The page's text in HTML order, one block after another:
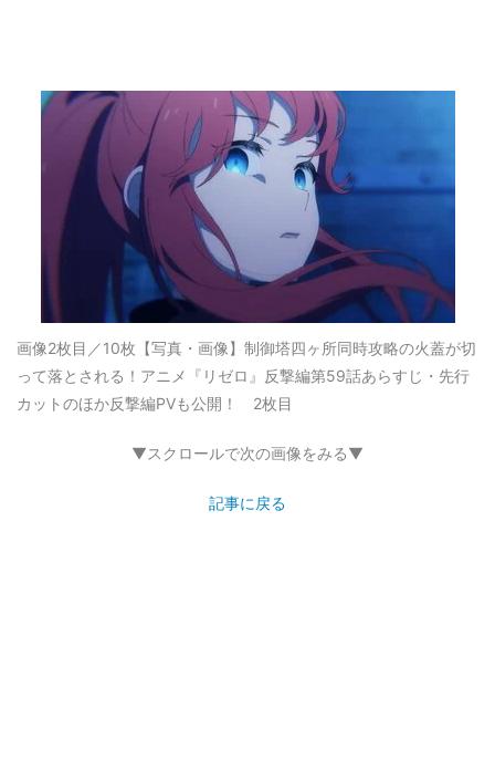
画像2枚目／10枚 【写真・画像】制御塔四ヶ所同時攻略の火蓋が切
って落とされる！アニメ『リゼロ』反撃編第59話あらすじ・先行
カットのほか反撃編PVも公開！ 2枚目
▼スクロールで次の画像をみる▼
記事に戻る